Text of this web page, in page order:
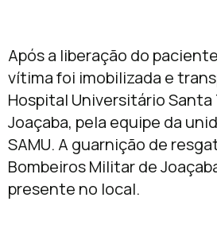
Após a liberação do
vítima foi imobilizada e
Hospital Universitário Santa
Joaçaba, pela equipe da
SAMU. A guarnição de
Bombeiros Militar de
presente no local.